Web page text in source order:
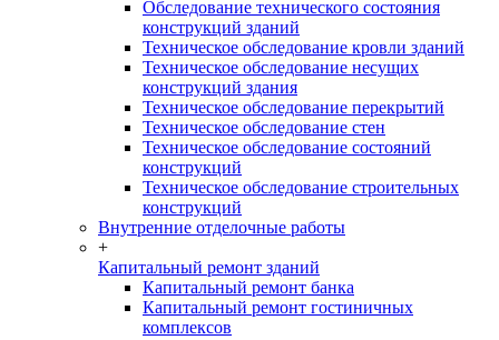
Обследование технического состояния
конструкций зданий
Техническое обследование кровли зданий
Техническое обследование несущих
конструкций здания
Техническое обследование перекрытий
Техническое обследование стен
Техническое обследование состояний
конструкций
Техническое обследование строительных
конструкций
Внутренние отделочные работы
+
Капитальный ремонт зданий
Капитальный ремонт банка
Капитальный ремонт гостиничных
комплексов